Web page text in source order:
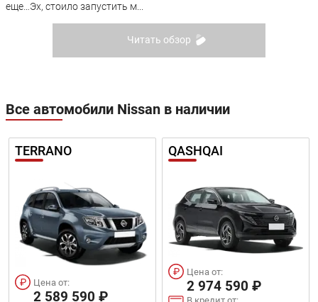
еще…Эх, стоило запустить м...
Читать обзор
Все автомобили Nissan в наличии
TERRANO
Цена от:
2 589 590 ₽
QASHQAI
Цена от:
2 974 590 ₽